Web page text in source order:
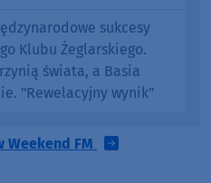
sukcesy
Klubu Żeglarskiego.
świata, a Basia
"Rewelacyjny wynik"
Weekend FM